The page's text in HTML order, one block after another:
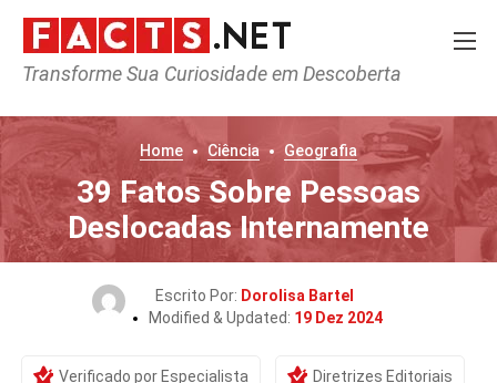
Transforme Sua Curiosidade em Descoberta
Home Ciência Geografia
39 Fatos Sobre Pessoas
Deslocadas Internamente
Escrito Por: Dorolisa Bartel
Modified & Updated: 19 Dez 2024
Verificado por Especialista Diretrizes Editoriais